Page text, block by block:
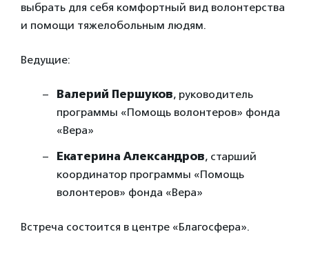
выбрать для себя комфортный вид волонтерства
и помощи тяжелобольным людям.
Ведущие:
Валерий Першуков, руководитель
программы «Помощь волонтеров» фонда
«Вера»
Екатерина Александров, старший
координатор программы «Помощь
волонтеров» фонда «Вера»
Встреча состоится в центре «Благосфера».